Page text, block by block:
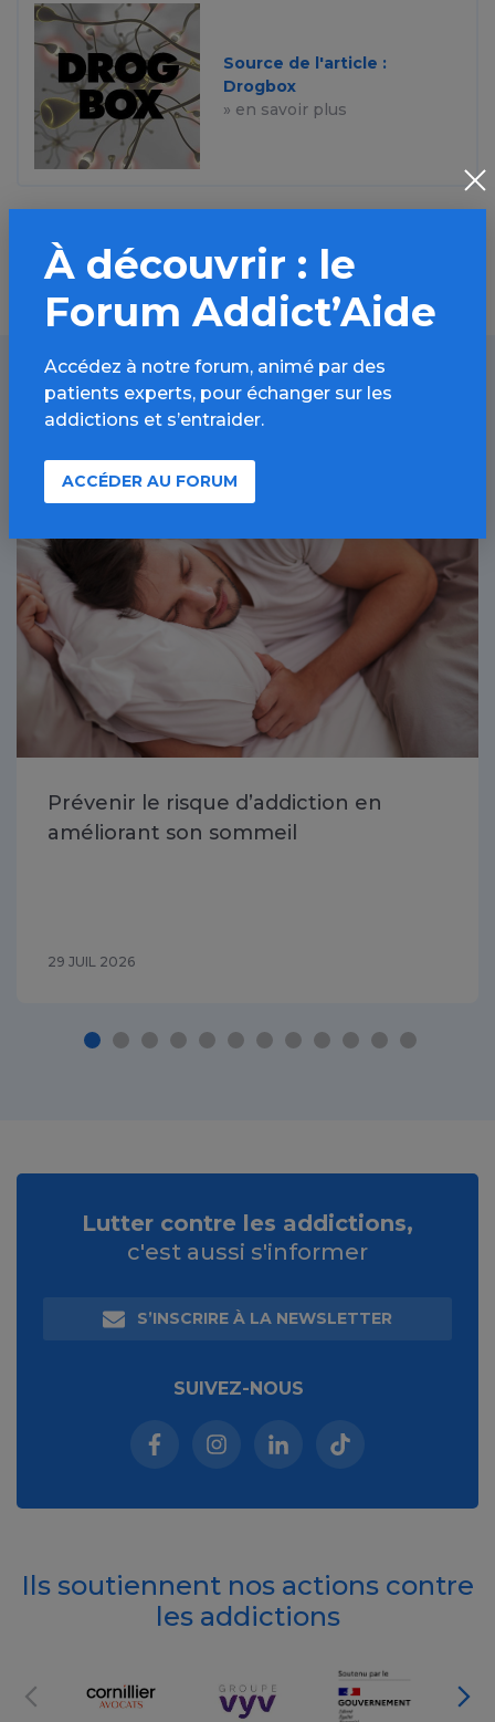
Source de l'article :
Drogbox
» en savoir plus
À lire aussi
Prévenir le risque d’addiction en
améliorant son sommeil
29 JUIL 2026
À découvrir : le
Forum Addict’Aide
Accédez à notre forum, animé par des
patients experts, pour échanger sur les
addictions et s’entraider.
ACCÉDER AU FORUM
Lutter contre les addictions,
c'est aussi s'informer
S’INSCRIRE À LA NEWSLETTER
SUIVEZ-NOUS
Facebook (nouvelle fenêtre)
Instagram (nouvelle fenêtre)
Linkedin (nouvelle
Tiktok (nouvelle
Ils soutiennent nos actions contre
les addictions